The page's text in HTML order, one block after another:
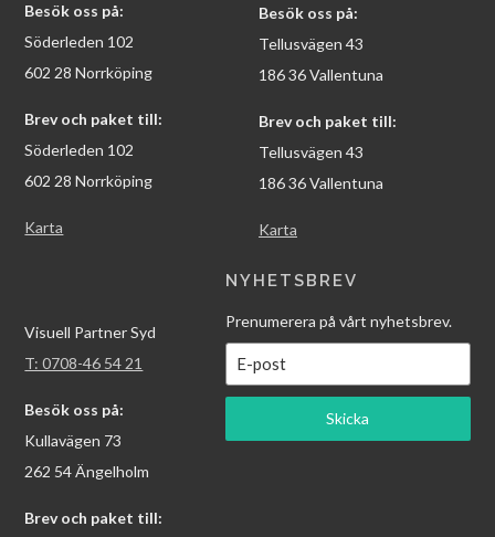
Besök oss på:
Söderleden 102
602 28 Norrköping
Brev och paket till:
Söderleden 102
602 28 Norrköping
Karta
Besök oss på:
Tellusvägen 43
186 36 Vallentuna
Brev och paket till:
Tellusvägen 43
186 36 Vallentuna
Karta
Visuell Partner Syd
T: 0708-46 54 21
Besök oss på:
Kullavägen 73
262 54 Ängelholm
Brev och paket till:
NYHETSBREV
Prenumerera på vårt nyhetsbrev.
Skicka